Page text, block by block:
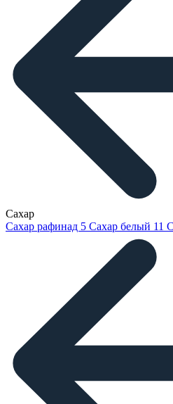
Сахар
Сахар рафинад 5 Сахар белый 11